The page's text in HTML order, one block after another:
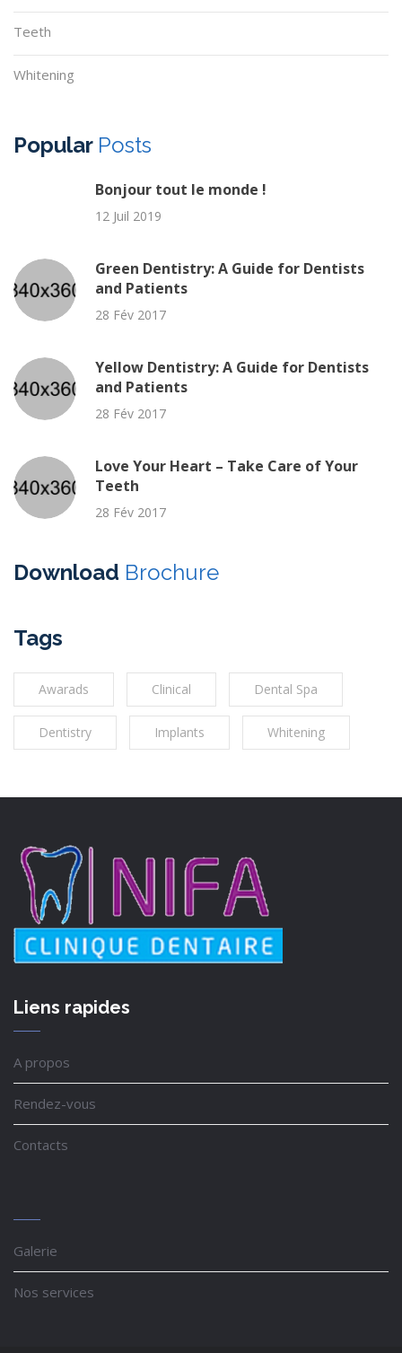
Teeth
Whitening
Popular Posts
Bonjour tout le monde !
12 Juil 2019
Green Dentistry: A Guide for Dentists
and Patients
28 Fév 2017
Yellow Dentistry: A Guide for Dentists
and Patients
28 Fév 2017
Love Your Heart – Take Care of Your
Teeth
28 Fév 2017
Download Brochure
Tags
Awarads Clinical Dental Spa
Dentistry Implants Whitening
Liens rapides
A propos
Rendez-vous
Contacts
Galerie
Nos services